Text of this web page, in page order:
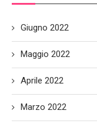
Giugno 2022
Maggio 2022
Aprile 2022
Marzo 2022